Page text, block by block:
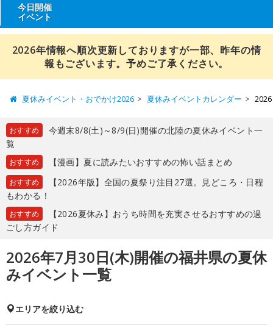
今日開催
イベント
2026年情報へ順次更新しておりますが一部、昨年の情
報もございます。予めご了承ください。
夏休みイベント・おでかけ2026 夏休みイベントカレンダー
おすすめ
今週末8/8(土)～8/9(日)開催の北陸の夏休みイベント一
覧
おすすめ 【漫画】夏に読みたいおすすめの怖い話まとめ
おすすめ
【2026年版】全国の夏祭り注目27選。見どころ・日程
もわかる！
おすすめ
【2026夏休み】おうち時間を充実させるおすすめの過
ごし方ガイド
2026年7月30日(木)開催の福井県の夏休
みイベント一覧
エリアを絞り込む